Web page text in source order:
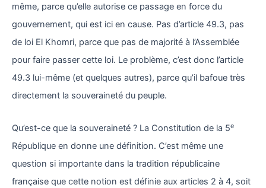
même, parce qu’elle autorise ce passage en force du
gouvernement, qui est ici en cause. Pas d’article 49.3, pas
de loi El Khomri, parce que pas de majorité à l’Assemblée
pour faire passer cette loi. Le problème, c’est donc l’article
49.3 lui-même (et quelques autres), parce qu’il bafoue très
directement la souveraineté du peuple.
Qu’est-ce que la souveraineté ? La Constitution de la 5e
République en donne une définition. C’est même une
question si importante dans la tradition républicaine
française que cette notion est définie aux articles 2 à 4, soit